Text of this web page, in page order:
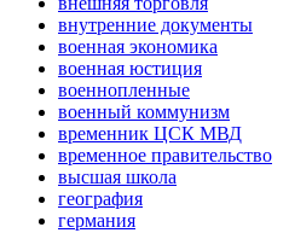
внутренние документы
военная экономика
военная юстиция
военнопленные
военный коммунизм
временник ЦСК МВД
временное правительство
высшая школа
география
германия